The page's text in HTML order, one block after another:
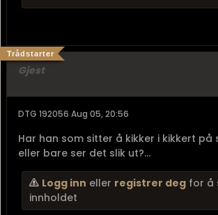
Gjest
Trådstarter
DTG 192056 Aug 05, 20:56
Har han som sitter å kikker i kikkert på
eller bare ser det slik ut?...
Logg inn eller registrer deg for å
innholdet